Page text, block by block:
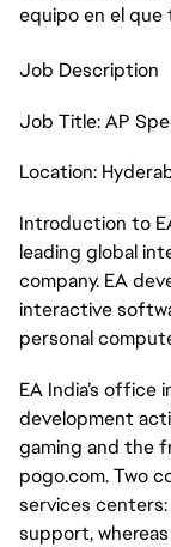
equipo en el que
Job Description
Job Title: AP
Location:
Introduction to
leading global
company. EA
interactive
personal
EA India’s office
development
gaming and the
pogo.com. Two
services
support,